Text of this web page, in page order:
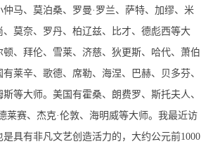
马、莫泊桑、罗曼·罗兰、萨特、加缪、米
莫奈、罗丹、柏辽兹、比才、德彪西等大
、拜伦、雪莱、济慈、狄更斯、哈代、萧伯
莱辛、歌德、席勒、海涅、巴赫、贝多芬、
等大师。美国有霍桑、朗费罗、斯托夫人、
莱赛、杰克·伦敦、海明威等大师。我最近访
具有非凡文艺创造活力的，大约公元前1000